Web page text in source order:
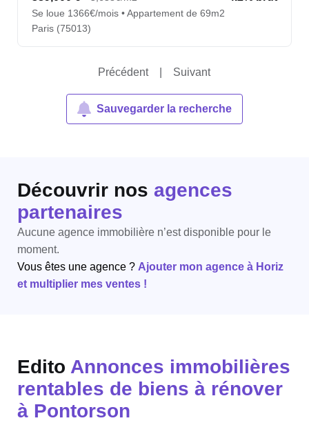
Se loue 1366€/mois • Appartement de 69m2
Paris (75013)
Précédent Suivant
Sauvegarder la recherche
Découvrir nos agences
partenaires
Aucune agence immobilière n’est disponible pour le
moment.
Vous êtes une agence ? Ajouter mon agence à Horiz
et multiplier mes ventes !
Edito Annonces immobilières
rentables de biens à rénover
à Pontorson